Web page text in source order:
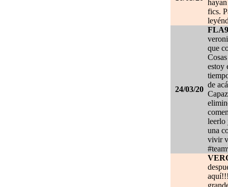
fics.
24/03/20
que
estoy
de
leerlo
una
vivir